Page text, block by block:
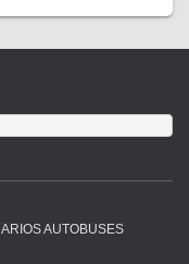
AUTOBUSES